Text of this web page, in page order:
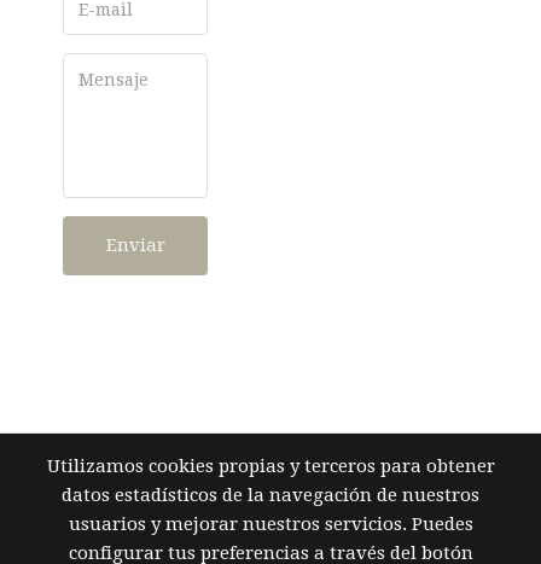
Enviar
Utilizamos cookies propias y terceros para obtener
datos estadísticos de la navegación de nuestros
usuarios y mejorar nuestros servicios. Puedes
configurar tus preferencias a través del botón